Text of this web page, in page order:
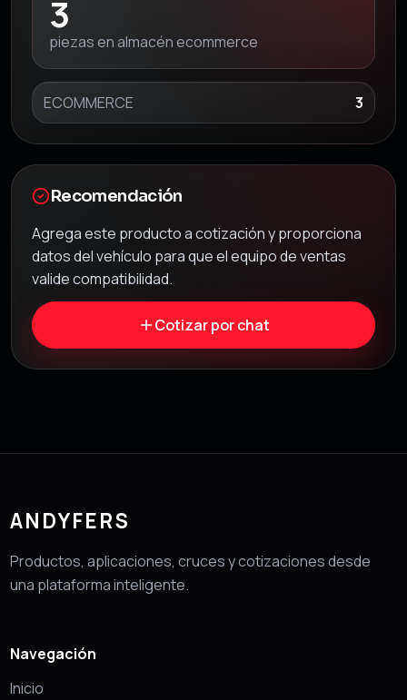
3
piezas en almacén ecommerce
ECOMMERCE 3
Recomendación
Agrega este producto a cotización y proporciona
datos del vehículo para que el equipo de ventas
valide compatibilidad.
Cotizar por chat
ANDYFERS
Productos, aplicaciones, cruces y cotizaciones desde
una plataforma inteligente.
Navegación
Inicio